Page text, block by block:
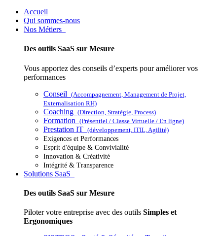
Accueil
Qui sommes-nous
Nos Métiers
Des outils SaaS sur Mesure
Vous apportez des conseils d’experts pour améliorer vos
performances
Conseil (Accompagnement, Management de Projet,
Externalisation RH)
Coaching (Direction, Stratégie, Process)
Formation (Présentiel / Classe Virtuelle / En ligne)
Prestation IT (développement, ITIL, Agilité)
Exigences et Performances
Esprit d'équipe & Convivialité
Innovation & Créativité
Intégrité & Transparence
Solutions SaaS
Des outils SaaS sur Mesure
Piloter votre entreprise avec des outils Simples et
Ergonomiques